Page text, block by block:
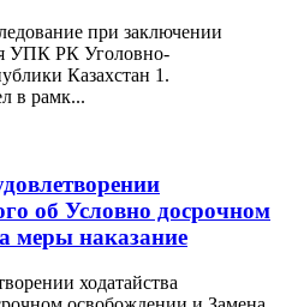
при заключении
УПК РК Уголовно-
Казахстан 1.
в рамк...
об Условно досрочном
меры наказание
ходатайства